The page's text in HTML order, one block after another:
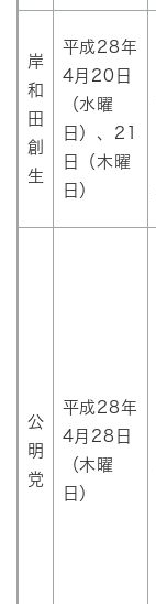
岸
和
田
創
生
平成28年
4月20日
（水曜
日）、21
日（木曜
日）
公
明
党
平成28年
4月28日
（木曜
日）